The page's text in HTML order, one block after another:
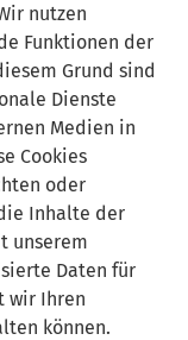
nutzen
Funktionen der
Grund sind
Dienste
Medien in
Cookies
oder
Inhalte der
unserem
Daten für
wir Ihren
können.